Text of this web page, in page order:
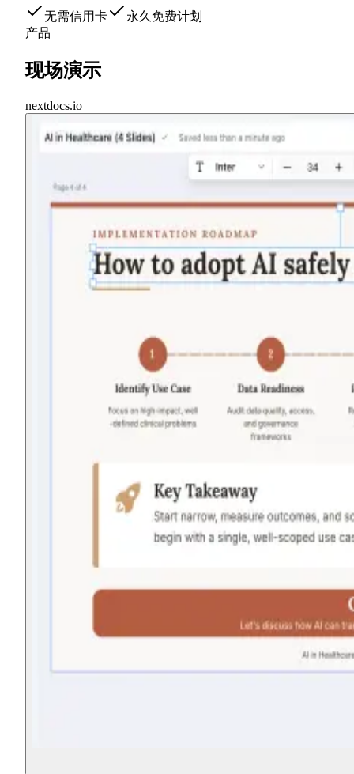
无需信用卡
永久免费计划
产品
现场演示
nextdocs.io